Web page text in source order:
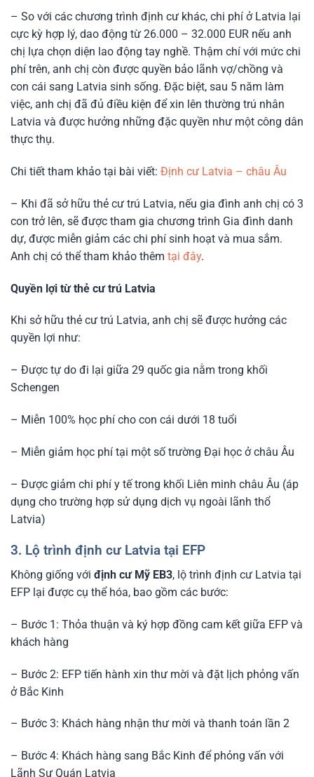
– So với các chương trình định cư khác, chi phí ở Latvia lại
cực kỳ hợp lý, dao động từ 26.000 – 32.000 EUR nếu anh
chị lựa chọn diện lao động tay nghề. Thậm chí với mức chi
phí trên, anh chị còn được quyền bảo lãnh vợ/chồng và
con cái sang Latvia sinh sống. Đặc biệt, sau 5 năm làm
việc, anh chị đã đủ điều kiện để xin lên thường trú nhân
Latvia và được hưởng những đặc quyền như một công dân
thực thụ.
Chi tiết tham khảo tại bài viết: Định cư Latvia – châu Âu
– Khi đã sở hữu thẻ cư trú Latvia, nếu gia đình anh chị có 3
con trở lên, sẽ được tham gia chương trình Gia đình danh
dự, được miễn giảm các chi phí sinh hoạt và mua sắm.
Anh chị có thể tham khảo thêm tại đây.
Quyền lợi từ thẻ cư trú Latvia
Khi sở hữu thẻ cư trú Latvia, anh chị sẽ được hưởng các
quyền lợi như:
– Được tự do đi lại giữa 29 quốc gia nằm trong khối
Schengen
– Miễn 100% học phí cho con cái dưới 18 tuổi
– Miễn giảm học phí tại một số trường Đại học ở châu Âu
– Được giảm chi phí y tế trong khối Liên minh châu Âu (áp
dụng cho trường hợp sử dụng dịch vụ ngoài lãnh thổ
Latvia)
3. Lộ trình định cư Latvia tại EFP
Không giống với định cư Mỹ EB3, lộ trình định cư Latvia tại
EFP lại được cụ thể hóa, bao gồm các bước:
– Bước 1: Thỏa thuận và ký hợp đồng cam kết giữa EFP và
khách hàng
– Bước 2: EFP tiến hành xin thư mời và đặt lịch phỏng vấn
ở Bắc Kinh
– Bước 3: Khách hàng nhận thư mời và thanh toán lần 2
– Bước 4: Khách hàng sang Bắc Kinh để phỏng vấn với
Lãnh Sự Quán Latvia